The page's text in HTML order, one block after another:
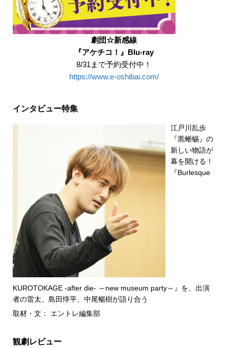
劇団☆新感線
『アケチコ！』Blu-ray
8/31まで予約受付中！
https://www.e-oshibai.com/
インタビュー特集
江戸川乱歩
『黒蜥蜴』の
新しい物語が
幕を開ける！
『Burlesque
KUROTOKAGE -after die- ～new museum party～』を、出演
者の雷太、島田惇平、中尾暢樹が語り合う
取材・文： エントレ編集部
観劇レビュー